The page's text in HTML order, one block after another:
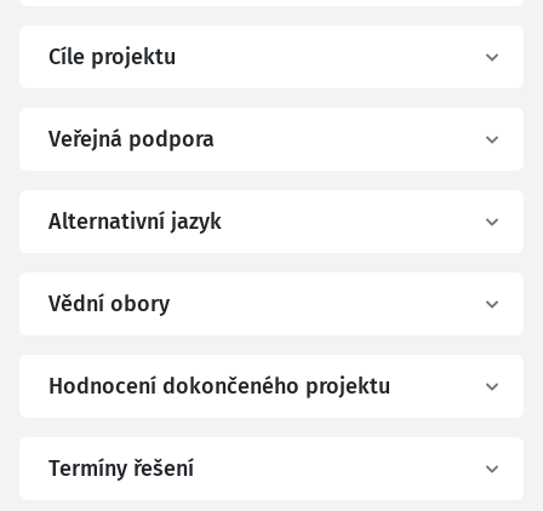
Cíle projektu
Veřejná podpora
Alternativní jazyk
Vědní obory
Hodnocení dokončeného projektu
Termíny řešení